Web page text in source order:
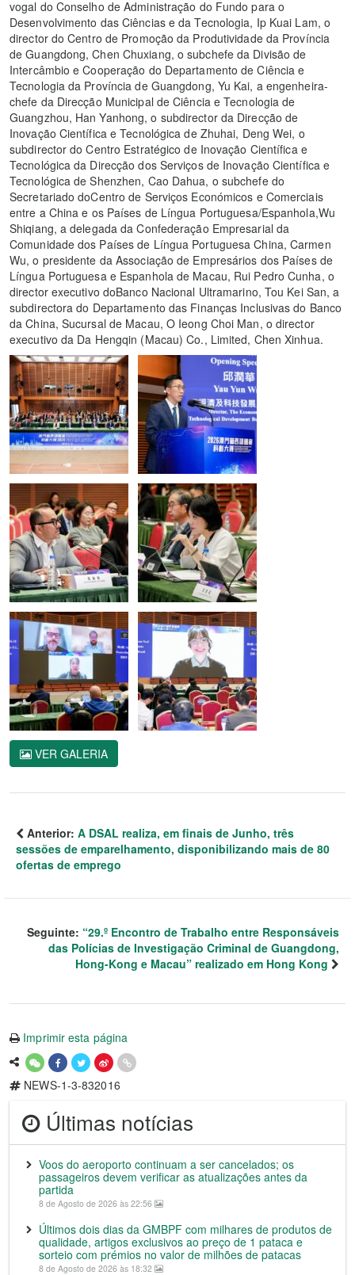
vogal do Conselho de Administração do Fundo para o
Desenvolvimento das Ciências e da Tecnologia, Ip Kuai Lam, o
director do Centro de Promoção da Produtividade da Província
de Guangdong, Chen Chuxiang, o subchefe da Divisão de
Intercâmbio e Cooperação do Departamento de Ciência e
Tecnologia da Província de Guangdong, Yu Kai, a engenheira-
chefe da Direcção Municipal de Ciência e Tecnologia de
Guangzhou, Han Yanhong, o subdirector da Direcção de
Inovação Científica e Tecnológica de Zhuhai, Deng Wei, o
subdirector do Centro Estratégico de Inovação Científica e
Tecnológica da Direcção dos Serviços de Inovação Científica e
Tecnológica de Shenzhen, Cao Dahua, o subchefe do
Secretariado doCentro de Serviços Económicos e Comerciais
entre a China e os Países de Língua Portuguesa/Espanhola,Wu
Shiqiang, a delegada da Confederação Empresarial da
Comunidade dos Países de Língua Portuguesa China, Carmen
Wu, o presidente da Associação de Empresários dos Países de
Língua Portuguesa e Espanhola de Macau, Rui Pedro Cunha, o
director executivo doBanco Nacional Ultramarino, Tou Kei San, a
subdirectora do Departamento das Finanças Inclusivas do Banco
da China, Sucursal de Macau, O Ieong Choi Man, o director
executivo da Da Hengqin (Macau) Co., Limited, Chen Xinhua.
VER GALERIA
Anterior: A DSAL realiza, em finais de Junho, três
sessões de emparelhamento, disponibilizando mais de 80
ofertas de emprego
Seguinte: “29.º Encontro de Trabalho entre Responsáveis
das Polícias de Investigação Criminal de Guangdong,
Hong-Kong e Macau” realizado em Hong Kong
Imprimir esta página
NEWS-1-3-832016
Últimas notícias
Voos do aeroporto continuam a ser cancelados; os
passageiros devem verificar as atualizações antes da
partida
8 de Agosto de 2026 às 22:56
Últimos dois dias da GMBPF com milhares de produtos de
qualidade, artigos exclusivos ao preço de 1 pataca e
sorteio com prémios no valor de milhões de patacas
8 de Agosto de 2026 às 18:32